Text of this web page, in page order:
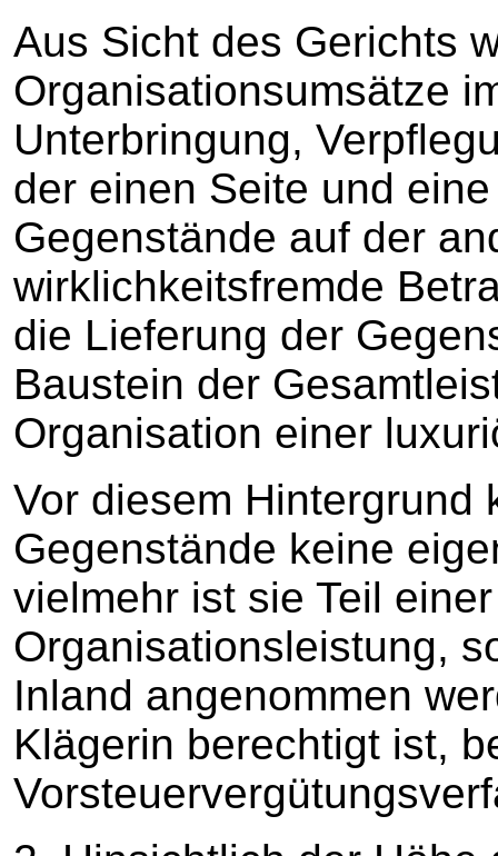
Aus Sicht des Gerichts
Organisationsumsätze
Unterbringung,
der einen Seite und
Gegenstände auf der
wirklichkeitsfremde
die Lieferung der
Baustein der
Organisation einer
Vor diesem Hintergrund
Gegenstände keine
vielmehr ist sie Teil
Organisationsleistung,
Inland angenommen
Klägerin berechtigt ist,